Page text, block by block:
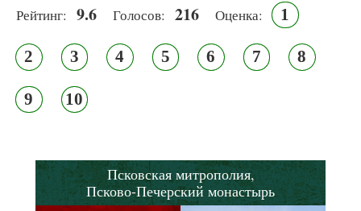
Рейтинг: 9.6 Голосов: 216 Оценка: 1
2 3 4 5 6 7 8
9 10
Псковская митрополия,
Псково-Печерский монастырь